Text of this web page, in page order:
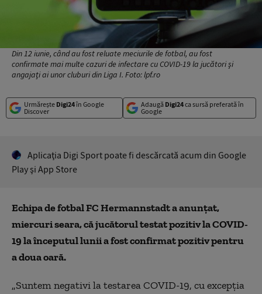
Din 12 iunie, când au fost reluate meciurile de fotbal, au fost
confirmate mai multe cazuri de infectare cu COVID-19 la jucători şi
angajaţi ai unor cluburi din Liga I. Foto: lpf.ro
Urmărește Digi24în Google
Discover
Adaugă Digi24ca sursă preferată în
Google
Aplicaţia Digi Sport poate fi descărcată acum din Google
Play şi App Store
Echipa de fotbal FC Hermannstadt a anunţat,
miercuri seara, că jucătorul testat pozitiv la COVID-
19 la începutul lunii a fost confirmat pozitiv pentru
a doua oară.
„Suntem negativi la testarea COVID-19, cu excepţia